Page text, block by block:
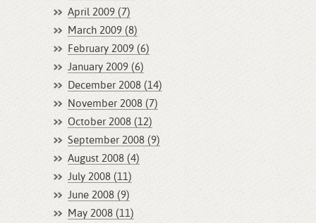
April 2009 (7)
March 2009 (8)
February 2009 (6)
January 2009 (6)
December 2008 (14)
November 2008 (7)
October 2008 (12)
September 2008 (9)
August 2008 (4)
July 2008 (11)
June 2008 (9)
May 2008 (11)